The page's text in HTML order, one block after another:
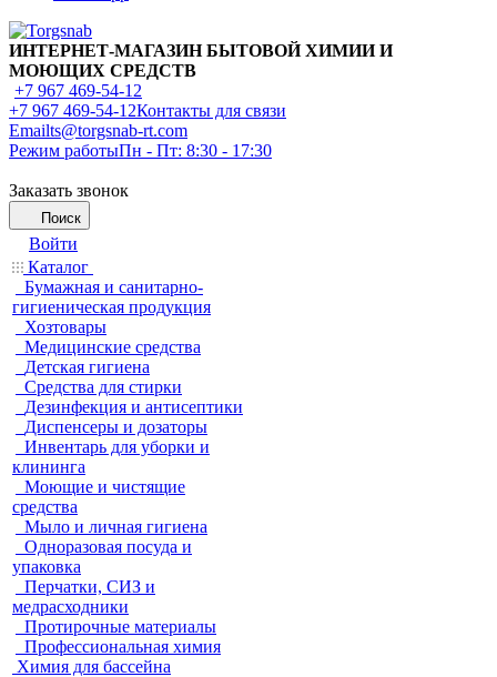
ИНТЕРНЕТ-МАГАЗИН БЫТОВОЙ ХИМИИ И
МОЮЩИХ СРЕДСТВ
+7 967 469-54-12
+7 967 469-54-12Контакты для связи
Emailts@torgsnab-rt.com
Режим работыПн - Пт: 8:30 - 17:30
Заказать звонок
Поиск
Войти
Каталог
Бумажная и санитарно-
гигиеническая продукция
Хозтовары
Медицинские средства
Детская гигиена
Средства для стирки
Дезинфекция и антисептики
Диспенсеры и дозаторы
Инвентарь для уборки и
клининга
Моющие и чистящие
средства
Мыло и личная гигиена
Одноразовая посуда и
упаковка
Перчатки, СИЗ и
медрасходники
Протирочные материалы
Профессиональная химия
Химия для бассейна